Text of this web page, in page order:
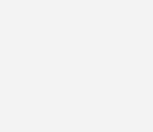
- Stick
demand - DTG (digitaler
Digital to Foil - der DTF